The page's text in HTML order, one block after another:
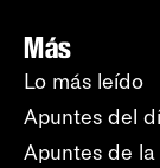
Más
Lo más leído
Apuntes del
Apuntes de